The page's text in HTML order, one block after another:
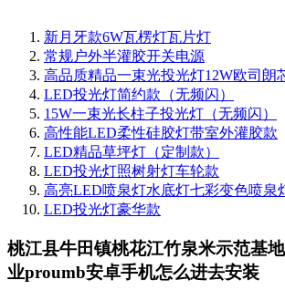
新月牙款6W瓦楞灯瓦片灯
常规户外半灌胶开关电源
高品质精品一束光投光灯12W欧司朗
LED投光灯简约款（无频闪）
15W一束光长柱子投光灯（无频闪）
高性能LED柔性硅胶灯带室外灌胶款
LED精品草坪灯（定制款）
LED投光灯照树射灯车轮款
高亮LED喷泉灯水底灯七彩变色喷泉
LED投光灯豪华款
桃江县牛田镇桃花江竹泉米示范基
业proumb安卓手机怎么进去安装